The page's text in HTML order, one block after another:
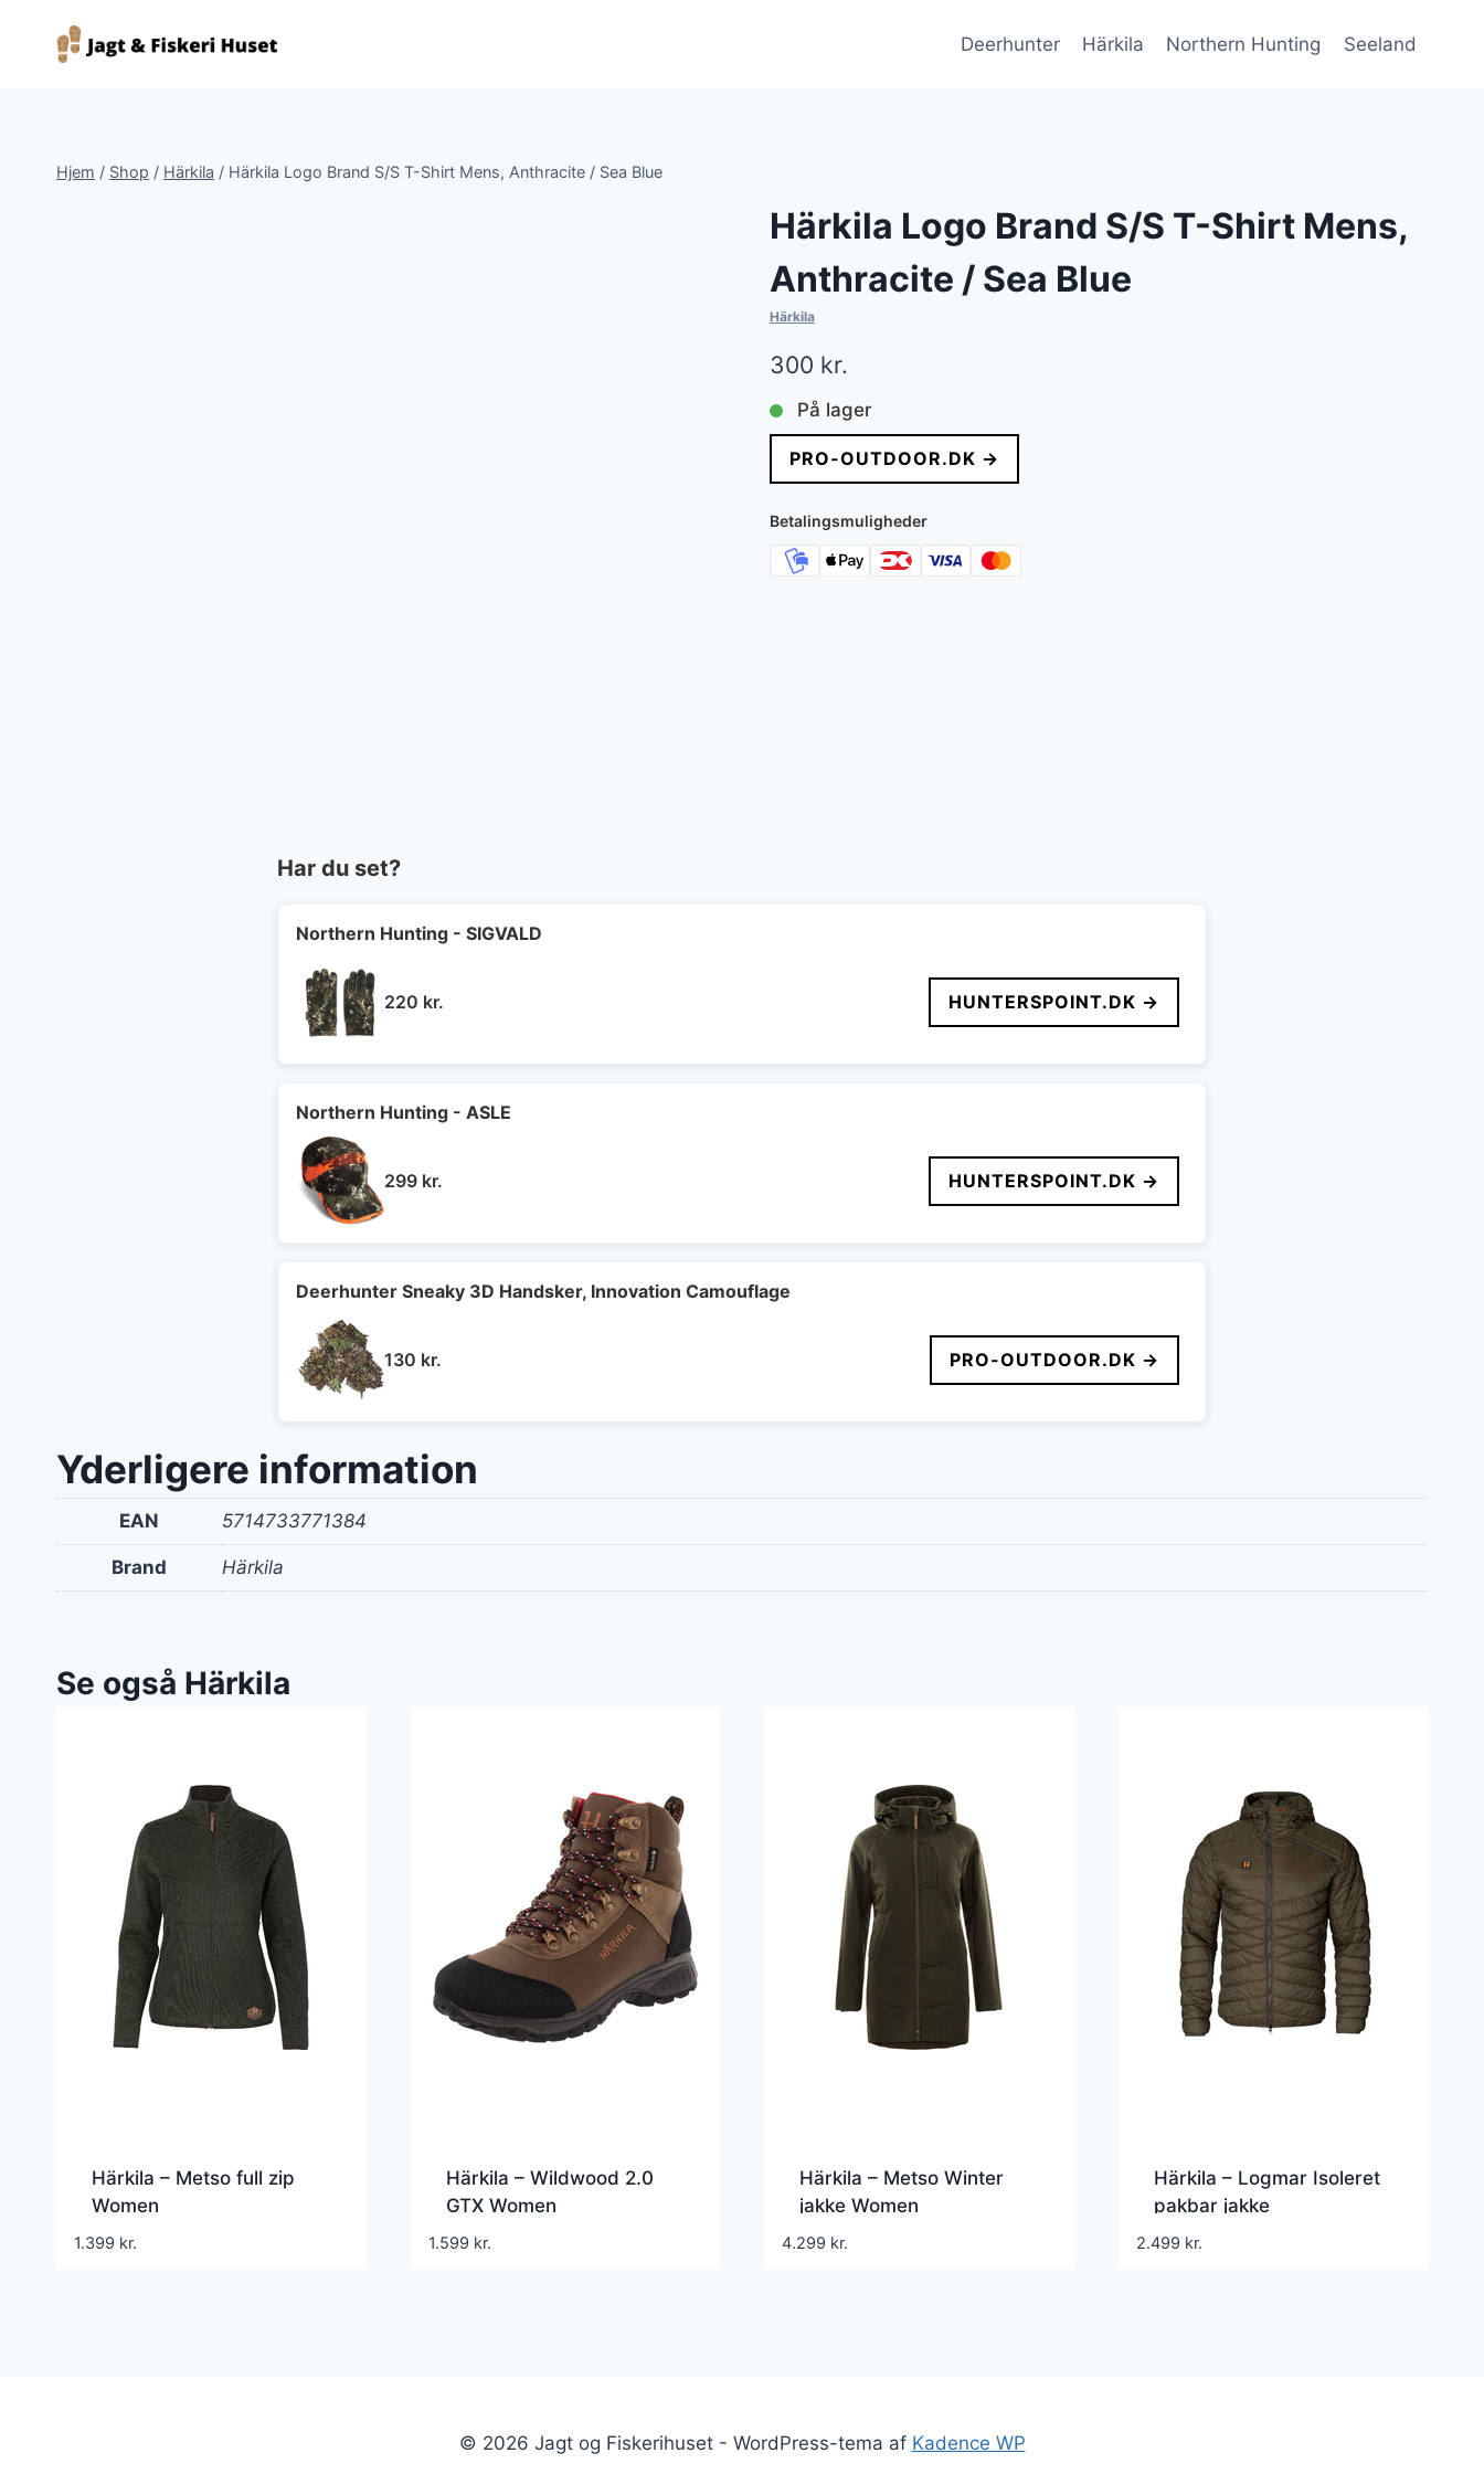
Deerhunter Härkila Northern Hunting Seeland
Hjem / Shop / Härkila / Härkila Logo Brand S/S T-Shirt Mens, Anthracite / Sea Blue
Härkila Logo Brand S/S T-Shirt Mens,
Anthracite / Sea Blue
Härkila
300 kr.
På lager
PRO-OUTDOOR.DK →
Betalingsmuligheder
Har du set?
Northern Hunting - SIGVALD
220 kr. HUNTERSPOINT.DK →
Northern Hunting - ASLE
299 kr. HUNTERSPOINT.DK →
Deerhunter Sneaky 3D Handsker, Innovation Camouflage
130 kr. PRO-OUTDOOR.DK →
Yderligere information
EAN 5714733771384
Brand Härkila
Se også Härkila
Härkila – Metso full zip
Women
1.399 kr.
Härkila – Wildwood 2.0
GTX Women
1.599 kr.
Härkila – Metso Winter
jakke Women
4.299 kr.
Härkila – Logmar Isoleret
pakbar jakke
2.499 kr.
© 2026 Jagt og Fiskerihuset - WordPress-tema af Kadence WP